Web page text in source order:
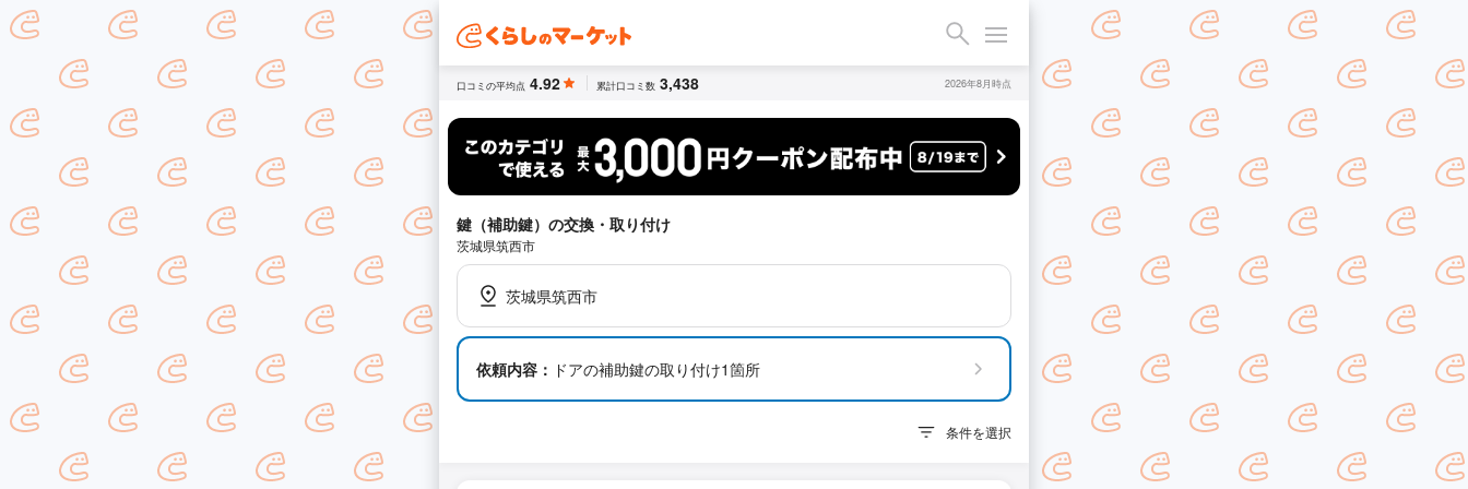
口コミの平均点 4.92 累計口コミ数 3,438 2026年8月時点
鍵（補助鍵）の交換・取り付け
茨城県筑西市
茨城県筑西市
依頼内容： ドアの補助鍵の取り付け1箇所
条件を選択